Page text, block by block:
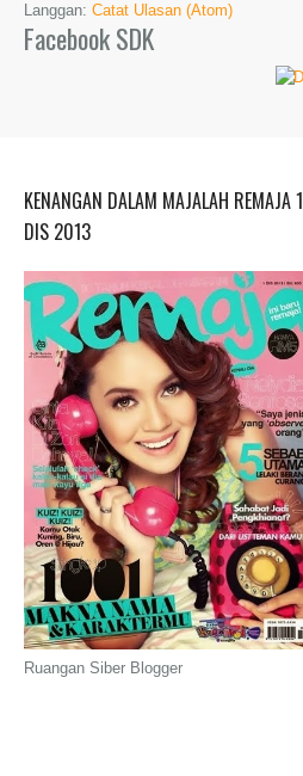
Langgan: Catat Ulasan (Atom)
Facebook SDK
KENANGAN DALAM MAJALAH REMAJA 1
DIS 2013
Ruangan Siber Blogger